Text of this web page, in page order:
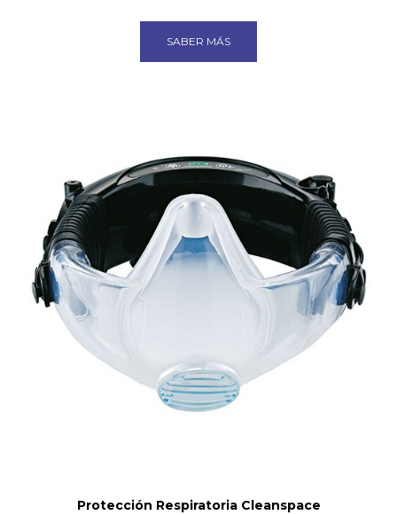
SABER MÁS
Protección Respiratoria Cleanspace